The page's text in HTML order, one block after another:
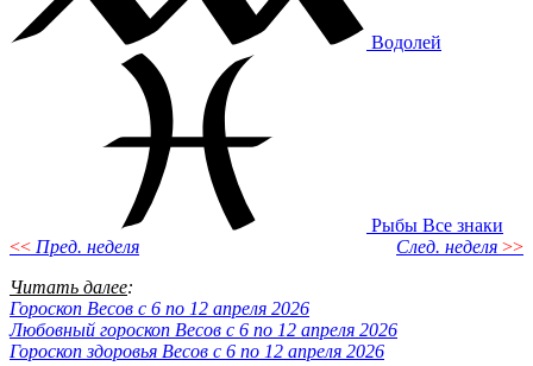
Водолей
Рыбы Все знаки
<< Пред. неделя След. неделя >>
Читать далее:
Гороскоп Весов с 6 по 12 апреля 2026
Любовный гороскоп Весов с 6 по 12 апреля 2026
Гороскоп здоровья Весов с 6 по 12 апреля 2026